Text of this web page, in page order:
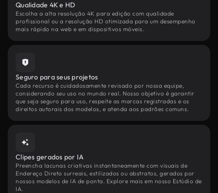
Qualidade 4K e HD
Escolha a alta resolução 4K para edição com qualidade
profissional ou a resolução HD otimizada para um desempenho
mais rápido na web e em dispositivos móveis.
Seguro para seus projetos
Cada recurso é cuidadosamente revisado por nossa equipe,
considerando seu uso no mundo real. Nosso objetivo é garantir
que seja seguro para uso, respeite as marcas registradas e os
direitos autorais dos modelos, e atenda aos padrões comuns.
Clipes gerados por IA
Preencha lacunas criativas instantaneamente com visuais de
Endereço Direto surreais, estilizados ou abstratos, gerados por
nossos modelos de IA de ponta. Explore mais em nosso Estúdio de
IA.